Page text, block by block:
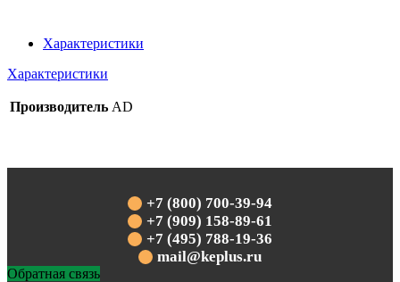
Характеристики
Характеристики
Производитель AD
+7 (800) 700-39-94
+7 (909) 158-89-61
+7 (495) 788-19-36
mail@keplus.ru
Обратная связь